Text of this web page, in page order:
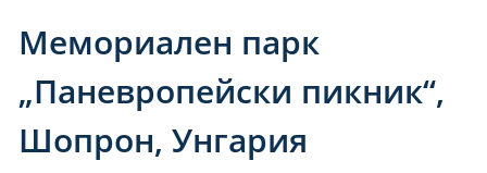
Мемориален парк
„Паневропейски пикник“,
Шопрон, Унгария